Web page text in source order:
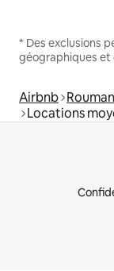
* Des exclusions
géographiques et
Airbnb
Locations